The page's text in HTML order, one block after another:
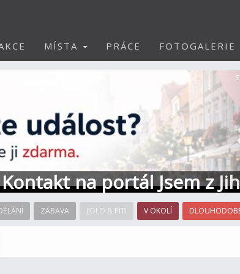
MÍSTA PRÁCE FOTOGALERIE
na portál Jsem z
ZÁBAVA JÍDLO & PITÍ V OKOLÍ